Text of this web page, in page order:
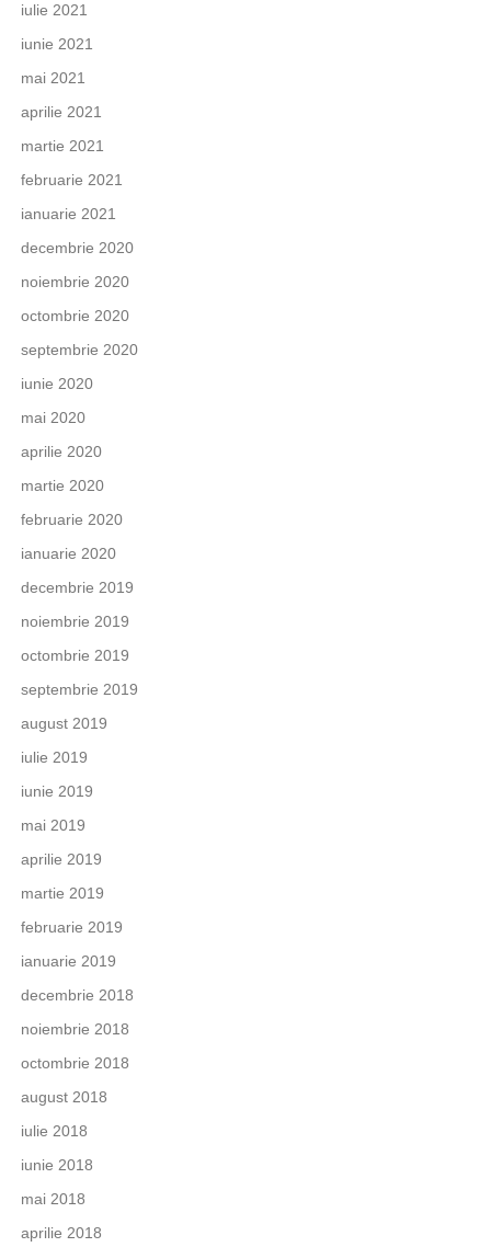
iulie 2021
iunie 2021
mai 2021
aprilie 2021
martie 2021
februarie 2021
ianuarie 2021
decembrie 2020
noiembrie 2020
octombrie 2020
septembrie 2020
iunie 2020
mai 2020
aprilie 2020
martie 2020
februarie 2020
ianuarie 2020
decembrie 2019
noiembrie 2019
octombrie 2019
septembrie 2019
august 2019
iulie 2019
iunie 2019
mai 2019
aprilie 2019
martie 2019
februarie 2019
ianuarie 2019
decembrie 2018
noiembrie 2018
octombrie 2018
august 2018
iulie 2018
iunie 2018
mai 2018
aprilie 2018